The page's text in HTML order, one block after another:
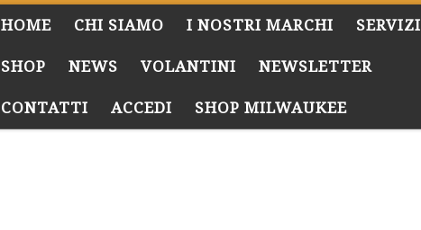
HOME CHI SIAMO I NOSTRI MARCHI SERVIZI
SHOP NEWS VOLANTINI NEWSLETTER
CONTATTI ACCEDI SHOP MILWAUKEE